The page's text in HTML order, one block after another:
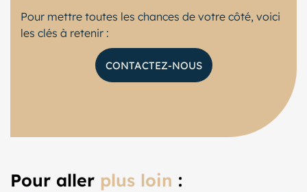
Pour mettre toutes les chances de votre côté, voici
les clés à retenir :
CONTACTEZ-NOUS
Pour aller plus loin :